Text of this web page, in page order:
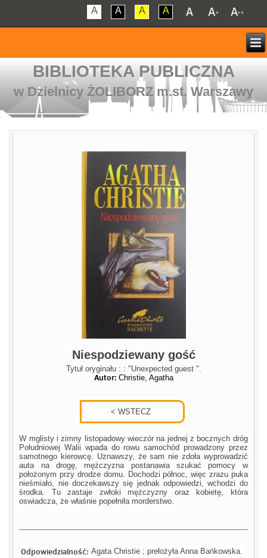
A A A A
BIBLIOTEKA PUBLICZNA
w Dzielnicy ŻOLIBORZ m.st. Warszawy
Niespodziewany gość
Tytuł oryginału : : "Unexpected guest ".
Autor: Christie, Agatha
W mglisty i zimny listopadowy wieczór na jednej z bocznych dróg
Południowej Walii wpada do rowu samochód prowadzony przez
samotnego kierowcę. Uznawszy, że sam nie zdoła wyprowadzić
auta na drogę, mężczyzna postanawia szukać pomocy w
położonym przy drodze domu. Dochodzi północ, więc zrazu puka
nieśmiało, nie doczekawszy się jednak odpowiedzi, wchodzi do
środka. Tu zastaje zwłoki mężczyzny oraz kobietę, która
oswiadcza, że właśnie popełniła morderstwo.
Odpowiedzialność: Agata Christie ; prełożyła Anna Bańkowska.